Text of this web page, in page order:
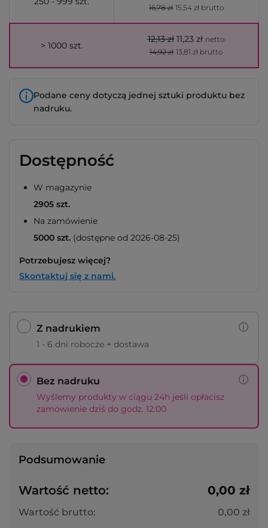
16,78 zł 15,54 zł brutto
> 1000 szt.
12,13 zł 11,23 zł netto
14,92 zł 13,81 zł brutto
Podane ceny dotyczą jednej sztuki produktu bez
nadruku.
Dostępność
W magazynie
2905 szt.
Na zamówienie
5000 szt. (dostępne od 2026-08-25)
Potrzebujesz więcej?
Skontaktuj się z nami.
Z nadrukiem
1 - 6 dni robocze + dostawa
Bez nadruku
Wyślemy produkty w ciągu 24h jeśli opłacisz
zamówienie dziś do godz. 12:00
Podsumowanie
Wartość netto: 0,00 zł
Wartość brutto: 0,00 zł